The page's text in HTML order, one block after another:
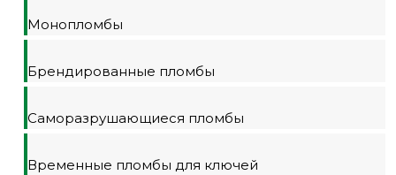
Монопломбы
Брендированные пломбы
Саморазрушающиеся пломбы
Временные пломбы для ключей